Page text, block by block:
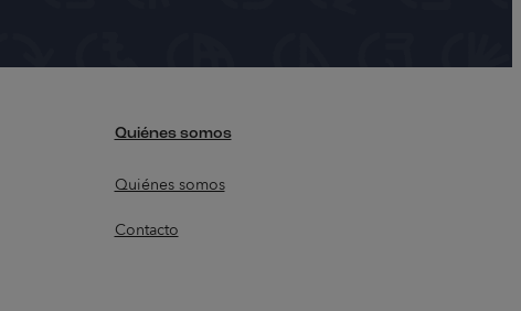
Quiénes somos
Quiénes somos
Contacto